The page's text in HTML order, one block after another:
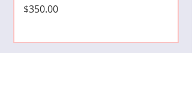
Precio
$350.00